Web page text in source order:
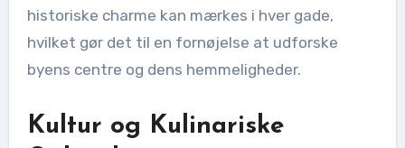
historiske charme kan mærkes i hver gade,
hvilket gør det til en fornøjelse at udforske
byens centre og dens hemmeligheder.
Kultur og Kulinariske